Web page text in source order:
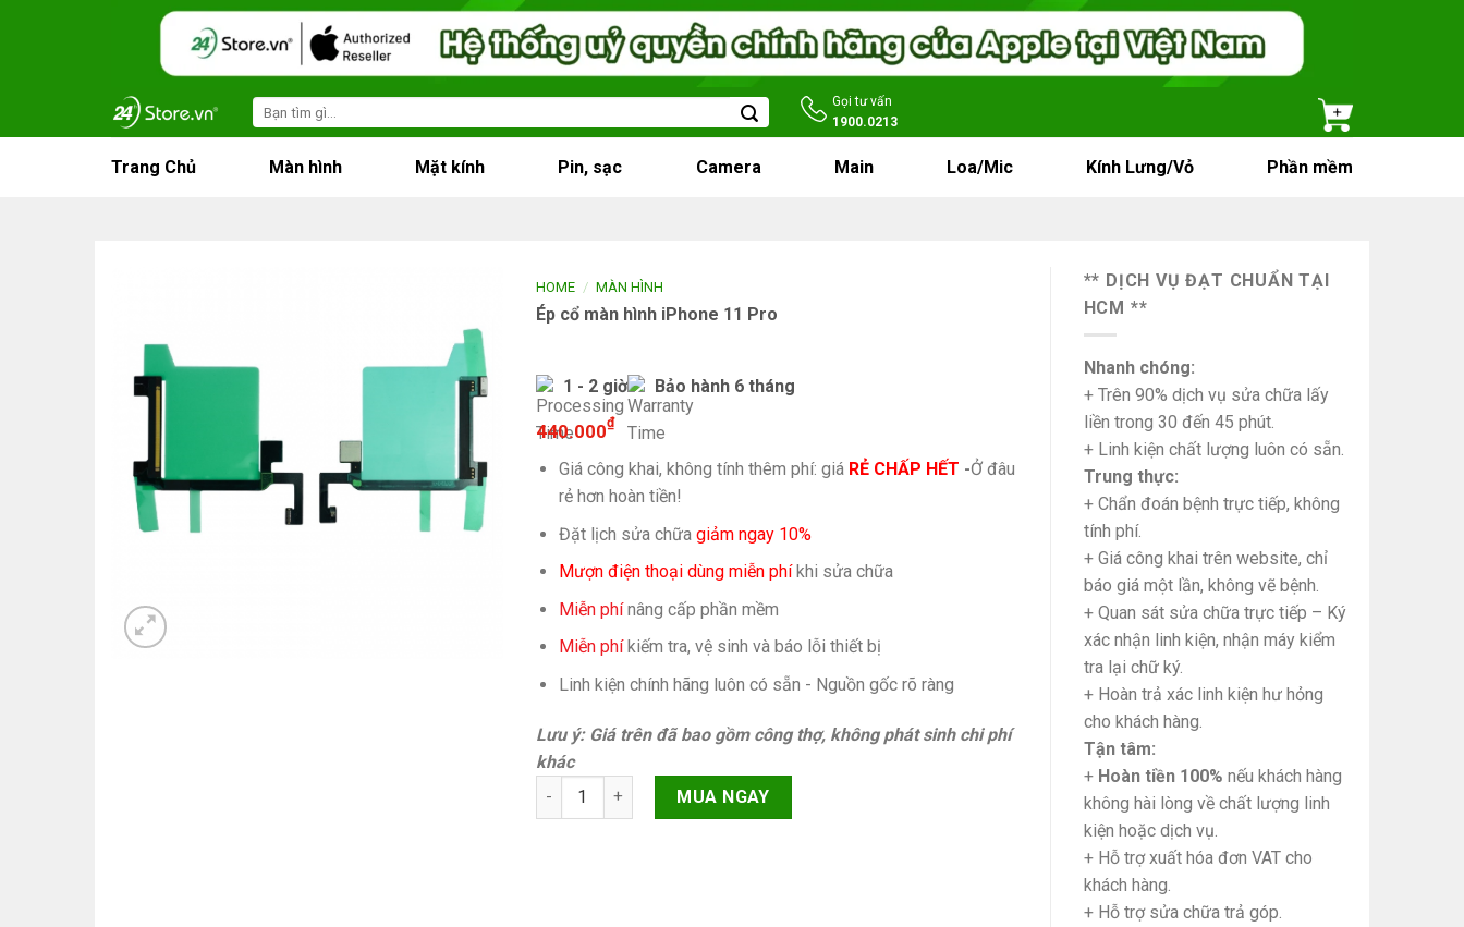
Search
for:
Gọi tư vấn
1900.0213
Trang Chủ Màn hình Mặt kính Pin, sạc Camera Main Loa/Mic Kính Lưng/Vỏ Phần mềm
HOME / MÀN HÌNH
Ép cổ màn hình iPhone 11 Pro
1 - 2 giờ Bảo hành 6 tháng
440.000₫
Giá công khai, không tính thêm phí: giá RẺ CHẤP HẾT -Ở đâu
rẻ hơn hoàn tiền!
Đặt lịch sửa chữa giảm ngay 10%
Mượn điện thoại dùng miễn phíkhi sửa chữa
Miễn phínâng cấp phần mềm
Miễn phíkiếm tra, vệ sinh và báo lỗi thiết bị
Linh kiện chính hãng luôn có sẵn - Nguồn gốc rõ ràng
Lưu ý: Giá trên đã bao gồm công thợ, không phát sinh chi phí
khác
Ép cổ màn hình iPhone 11 Pro quantity
MUA NGAY
** DỊCH VỤ ĐẠT CHUẨN TẠI
HCM **
Nhanh chóng:
+ Trên 90% dịch vụ sửa chữa lấy
liền trong 30 đến 45 phút.
+ Linh kiện chất lượng luôn có sẵn.
Trung thực:
+ Chẩn đoán bệnh trực tiếp, không
tính phí.
+ Giá công khai trên website, chỉ
báo giá một lần, không vẽ bệnh.
+ Quan sát sửa chữa trực tiếp – Ký
xác nhận linh kiện, nhận máy kiểm
tra lại chữ ký.
+ Hoàn trả xác linh kiện hư hỏng
cho khách hàng.
Tận tâm:
+ Hoàn tiền 100% nếu khách hàng
không hài lòng về chất lượng linh
kiện hoặc dịch vụ.
+ Hỗ trợ xuất hóa đơn VAT cho
khách hàng.
+ Hỗ trợ sửa chữa trả góp.